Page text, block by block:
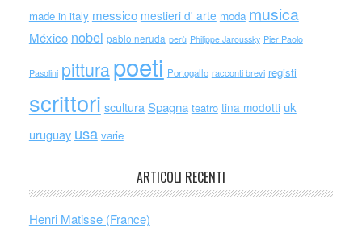
made in italy messico mestieri d' arte moda musica
México nobel pablo neruda perù Philippe Jaroussky Pier Paolo
Pasolini pitturapoeti Portogallo racconti brevi registi
scrittori scultura Spagna teatro tina modotti uk
uruguay usa varie
ARTICOLI RECENTI
Henri Matisse (France)